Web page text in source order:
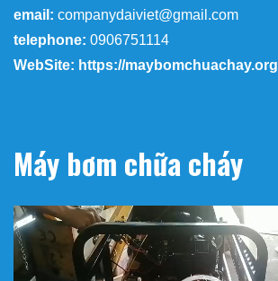
email: companydaiviet@gmail.com
telephone: 0906751114
WebSite: https://maybomchuachay.org
Máy bơm chữa cháy
Trình
chơi
Video